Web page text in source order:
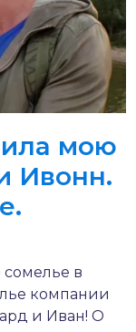
мою
Ивонн.
сомелье в
компании
и Иван! О